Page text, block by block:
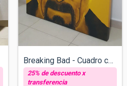
Breaking Bad - Cuadro con espejos v/tama...